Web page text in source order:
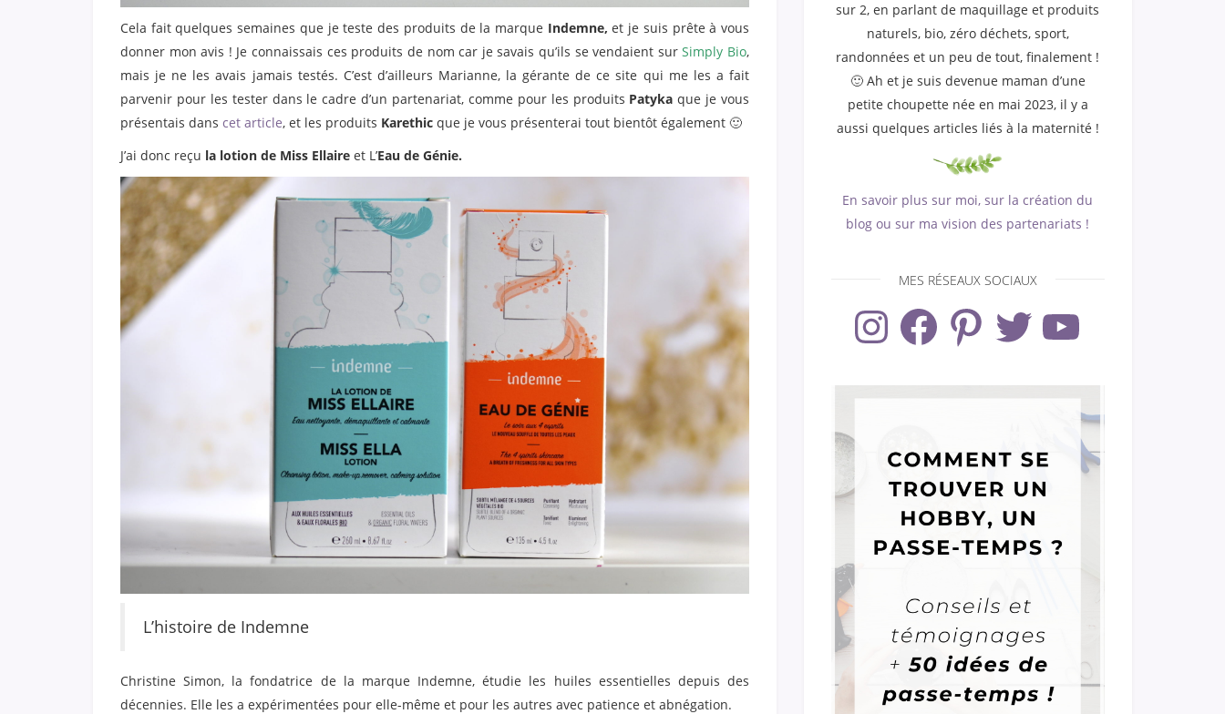
Cela fait quelques semaines que je teste des produits de la marque Indemne, et je suis prête à vous
donner mon avis ! Je connaissais ces produits de nom car je savais qu’ils se vendaient surSimply Bio,
mais je ne les avais jamais testés. C’est d’ailleurs Marianne, la gérante de ce site qui me les a fait
parvenir pour les tester dans le cadre d’un partenariat, comme pour les produits Patyka que je vous
présentais dans cet article, et les produits Karethic que je vous présenterai tout bientôt également 🙂
J’ai donc reçu la lotion de Miss Ellaire et L’Eau de Génie.
L’histoire de Indemne
Christine Simon, la fondatrice de la marque Indemne, étudie les huiles essentielles depuis des
décennies. Elle les a expérimentées pour elle-même et pour les autres avec patience et abnégation.
sur 2, en parlant de maquillage et produits
naturels, bio, zéro déchets, sport,
randonnées et un peu de tout, finalement !
🙂 Ah et je suis devenue maman d’une
petite choupette née en mai 2023, il y a
aussi quelques articles liés à la maternité !
En savoir plus sur moi, sur la création du
blog ou sur ma vision des partenariats !
MES RÉSEAUX SOCIAUX
InstagramFacebook PinterestTwitter YouTube